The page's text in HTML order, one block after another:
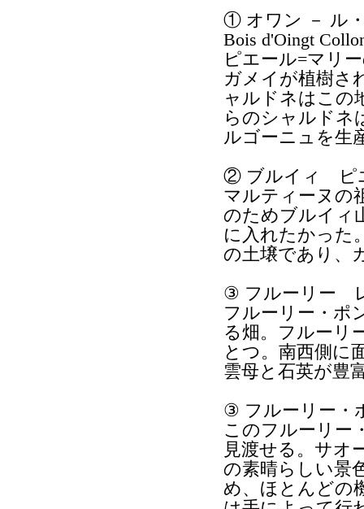
① オワン － ル
Bois d'Oingt
ピエール=マリ
ガメイが植樹さ
ャルドネはこの
らのシャルドネ
ルゴーニュを生
② ブルイィ ピ
マルティーヌの
のためブルイィ
に入れたかった
の土壌であり、
③ フルーリー レ
フルーリー・ポ
る畑。フルーリ
とつ。南西側に
雲母と石英が豊
③ フルーリー・
このフルーリー
見渡せる。サオ
の素晴らしい景
め、ほとんどの